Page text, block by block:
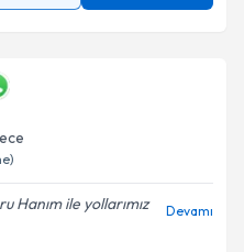
Hanım ile yollarımız
Devamı